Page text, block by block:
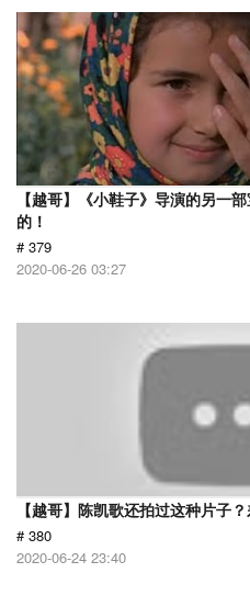
【越哥】《小鞋子》导演的另一
的！
# 379
2020-06-26 03:27
【越哥】陈凯歌还拍过这种片子
# 380
2020-06-24 23:40